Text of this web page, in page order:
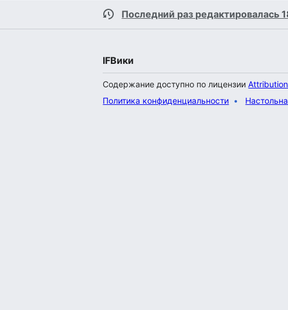
Последний раз редактировалась
IFВики
Содержание доступно по лицензии
Политика конфиденциальности